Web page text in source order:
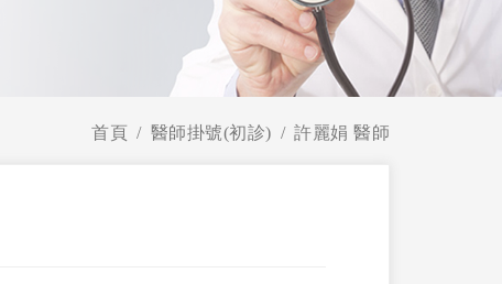
首頁 醫師掛號(初診) 許麗娟 醫師